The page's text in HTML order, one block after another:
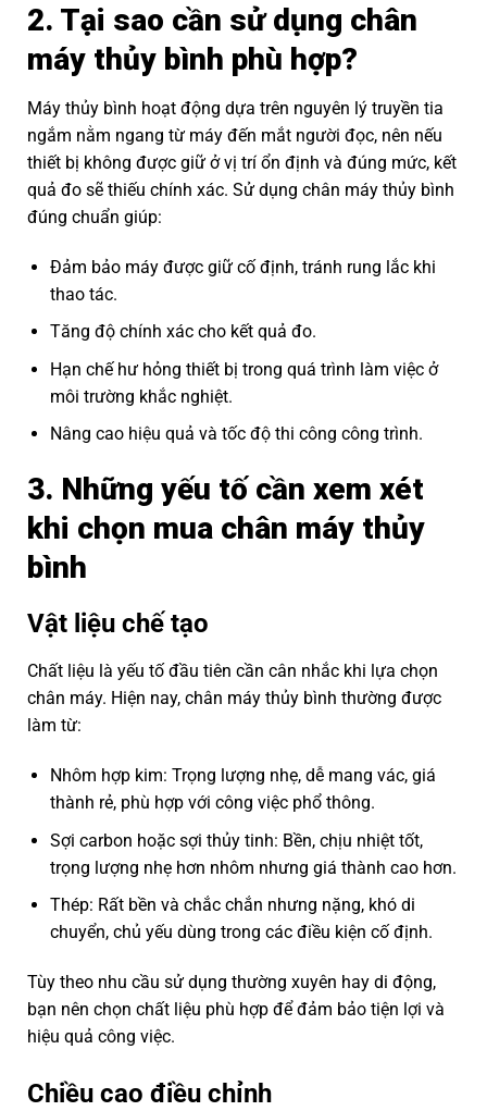
2. Tại sao cần sử dụng chân
máy thủy bình phù hợp?
Máy thủy bình hoạt động dựa trên nguyên lý truyền tia
ngắm nằm ngang từ máy đến mắt người đọc, nên nếu
thiết bị không được giữ ở vị trí ổn định và đúng mức, kết
quả đo sẽ thiếu chính xác. Sử dụng chân máy thủy bình
đúng chuẩn giúp:
Đảm bảo máy được giữ cố định, tránh rung lắc khi
thao tác.
Tăng độ chính xác cho kết quả đo.
Hạn chế hư hỏng thiết bị trong quá trình làm việc ở
môi trường khắc nghiệt.
Nâng cao hiệu quả và tốc độ thi công công trình.
3. Những yếu tố cần xem xét
khi chọn mua chân máy thủy
bình
Vật liệu chế tạo
Chất liệu là yếu tố đầu tiên cần cân nhắc khi lựa chọn
chân máy. Hiện nay, chân máy thủy bình thường được
làm từ:
Nhôm hợp kim: Trọng lượng nhẹ, dễ mang vác, giá
thành rẻ, phù hợp với công việc phổ thông.
Sợi carbon hoặc sợi thủy tinh: Bền, chịu nhiệt tốt,
trọng lượng nhẹ hơn nhôm nhưng giá thành cao hơn.
Thép: Rất bền và chắc chắn nhưng nặng, khó di
chuyển, chủ yếu dùng trong các điều kiện cố định.
Tùy theo nhu cầu sử dụng thường xuyên hay di động,
bạn nên chọn chất liệu phù hợp để đảm bảo tiện lợi và
hiệu quả công việc.
Chiều cao điều chỉnh